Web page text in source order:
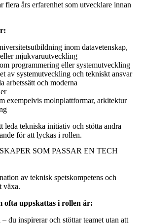
flera års erfarenhet som utvecklare innan
inom datavetenskap,
mjukvaruutveckling
programmering eller systemutveckling
av systemutveckling och tekniskt ansvar
arbetssätt och moderna
exempelvis molnplattformar, arkitektur
leda tekniska initiativ och stötta andra
för att lyckas i rollen.
SOM PASSAR EN TECH
av teknisk spetskompetens och
växa.
ofta uppskattas i rollen är:
– du inspirerar och stöttar teamet utan att